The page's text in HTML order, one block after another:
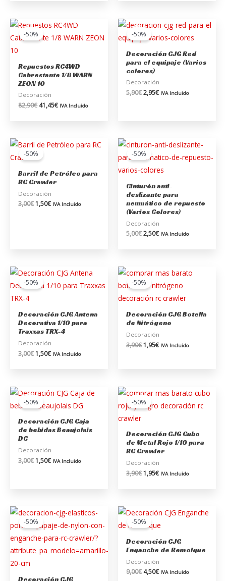
-50%
Repuestos RC4WD
Cabrestante 1/8 WARN
ZEON 10
Decoración
82,90€
El
precio
original
41,45€
El
precio
actual
IVA Incluido
-50%
Decoración CJG Red
para el equipaje (Varios
colores)
Decoración
5,90€
El
precio
original
5,90€.
2,95€
El
precio
actual
2,95€.
IVA Incluido
-50%
Barril de Petróleo para
RC Crawler
Decoración
3,00€
El
precio
original
3,00€.
1,50€
El
precio
1,50€.
IVA Incluido
-50%
Cinturón anti-
deslizante para
neumático de repuesto
(Varios Colores)
Decoración
5,00€
El
precio
original
era:
5,00€.
2,50€
El
precio
actual
2,50€.
IVA Incluido
-50%
Decoración CJG Antena
Decorativa 1/10 para
Traxxas TRX-4
Decoración
3,00€
El
precio
original
1,50€
El
precio
actual
IVA Incluido
-50%
Decoración CJG Botella
de Nitrógeno
Decoración
3,90€
El
precio
original
era:
3,90€.
1,95€
El
precio
actual
1,95€.
IVA Incluido
-50%
Decoración CJG Caja
de bebidas Beaujolais
DG
Decoración
3,00€
El
precio
original
3,00€.
1,50€
El
precio
actual
1,50€.
IVA Incluido
-50%
Decoración CJG Cubo
de Metal Rojo 1/10 para
RC Crawler
Decoración
3,90€
El
precio
original
1,95€
El
precio
actual
IVA Incluido
-50%
Decoración CJG
El
precio
original
3,20€.
El
precio
actual
1,60€.
-50%
Decoración CJG
Enganche de Remolque
Decoración
9,00€
El
precio
original
9,00€.
4,50€
El
precio
actual
4,50€.
IVA Incluido